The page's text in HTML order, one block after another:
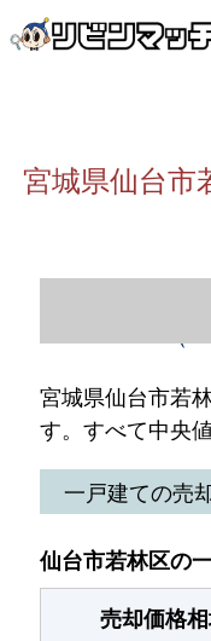
宮城県仙台市
宮城県仙台市若
す。すべて中央
一戸建ての売
仙台市若林区の
売却価格